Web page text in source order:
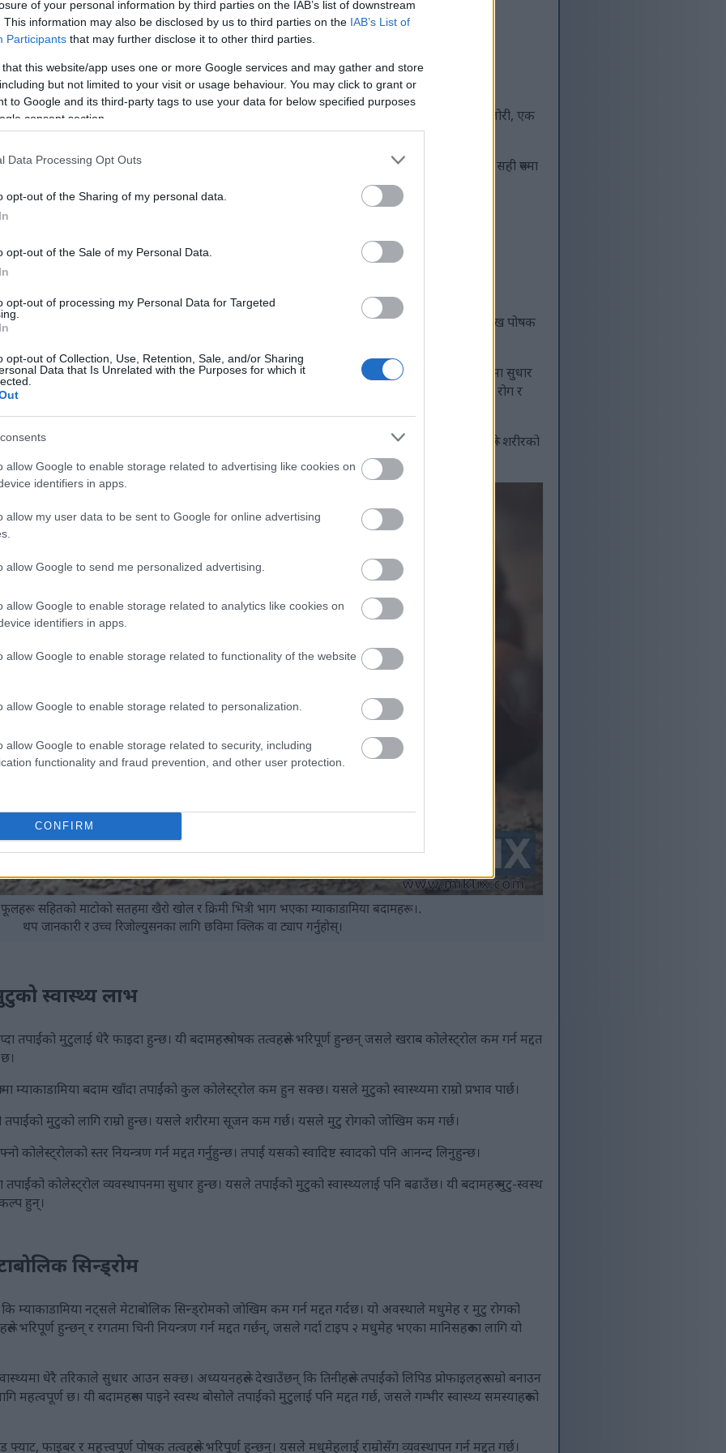
of your personal information by third parties on the IAB’s list of downstream
This information may also be disclosed by us to third parties on the IAB’s List of
Participants that may further disclose it to other third parties.
that this website/app uses one or more Google services and may gather and store
but not limited to your visit or usage behaviour. You may click to grant or
to Google and its third-party tags to use your data for below specified purposes
consent section.
Data Processing Opt Outs
opt-out of the Sharing of my personal data.
opt-out of the Sale of my Personal Data.
opt-out of processing my Personal Data for Targeted
opt-out of Collection, Use, Retention, Sale, and/or Sharing
Data that Is Unrelated with the Purposes for which it
allow Google to enable storage related to advertising like cookies on
identifiers in apps.
allow my user data to be sent to Google for online advertising
allow Google to send me personalized advertising.
allow Google to enable storage related to analytics like cookies on
identifiers in apps.
allow Google to enable storage related to functionality of the website
allow Google to enable storage related to personalization.
allow Google to enable storage related to security, including
functionality and fraud prevention, and other user protection.
CONFIRM
खाना पकाउन मनपर्ने बनाउँछ।
प्रोफाइल
हुन्छन्, जसले गर्दा तपाईंको आहार सुधार गर्न यो एक उत्तम विकल्प हो। एक औंस, वा लगभग २०४ क्यालोरी, एक
बोसो हुन्छ, प्रायः स्वस्थ प्रकारको।
तपाईंले थायामिन र म्यांगनीज र तामा जस्ता महत्त्वपूर्ण खनिजहरू पाउनुहुनेछ। यसले तपाईंको शरीरलाई सही रूपमा
पनि हुन्छ। यसले तिनीहरूलाई पौष्टिक खाजा वा खानामा स्वादिष्ट थप बनाउँछ।
गुणहरू
भरिपूर्ण हुन्छन्, तिनीहरूको एन्टिअक्सिडेन्टको कारण। यसमा फ्लेभोनोइड्स र टोकोट्रिएनोलहरू हुन्छन्, जुन प्रमुख पोषक
शरीरमा अक्सिडेटिभ तनाव कम गर्न मद्दत गर्न सक्छ।
सूजनसँग राम्रोसँग लड्छ। अध्ययनहरूले देखाउँछन् कि तिनीहरूले सूजन मार्करहरू कम गर्न सक्छन्, स्वास्थ्यमा सुधार
ई, पनि शक्तिशाली एन्टिअक्सिडेन्ट हुन्। तिनीहरूले बदामको स्वास्थ्य लाभहरूमा थप्छन्, सम्भवतः हृदय रोग र
तिनीहरूले कोषहरूलाई हानि पुर्‍याउने फ्री रेडिकलहरूलाई बेअसर गर्छन्। फ्लेभोनोइड्स र टोकोट्रिएनोलहरूले शरीरको
समयसम्म बाँच्न र स्वस्थ रहन मद्दत गर्दछ।
फूलहरू सहितको माटोको सतहमा खैरो खोल र क्रिमी भित्री भाग भएका म्याकाडामिया बदामहरू।.
थप जानकारी र उच्च रिजोल्युसनका लागि छविमा क्लिक वा ट्याप गर्नुहोस्।
स्वास्थ्य लाभ
तपाईंको मुटुलाई धेरै फाइदा हुन्छ। यी बदामहरू पोषक तत्वहरूले भरिपूर्ण हुन्छन् जसले खराब कोलेस्ट्रोल कम गर्न मद्दत
म्याकाडामिया बदाम खाँदा तपाईंको कुल कोलेस्ट्रोल कम हुन सक्छ। यसले मुटुको स्वास्थ्यमा राम्रो प्रभाव पार्छ।
तपाईंको मुटुको लागि राम्रो हुन्छ। यसले शरीरमा सूजन कम गर्छ। यसले मुटु रोगको जोखिम कम गर्छ।
कोलेस्ट्रोलको स्तर नियन्त्रण गर्न मद्दत गर्नुहुन्छ। तपाईं यसको स्वादिष्ट स्वादको पनि आनन्द लिनुहुन्छ।
तपाईंको कोलेस्ट्रोल व्यवस्थापनमा सुधार हुन्छ। यसले तपाईंको मुटुको स्वास्थ्यलाई पनि बढाउँछ। यी बदामहरू मुटु-स्वस्थ
हुन्।
सिन्ड्रोम
म्याकाडामिया नट्सले मेटाबोलिक सिन्ड्रोमको जोखिम कम गर्न मद्दत गर्दछ। यो अवस्थाले मधुमेह र मुटु रोगको
भरिपूर्ण हुन्छन् र रगतमा चिनी नियन्त्रण गर्न मद्दत गर्छन्, जसले गर्दा टाइप २ मधुमेह भएका मानिसहरूका लागि यो
धेरै तरिकाले सुधार आउन सक्छ। अध्ययनहरूले देखाउँछन् कि तिनीहरूले तपाईंको लिपिड प्रोफाइलहरू राम्रो बनाउन
महत्वपूर्ण छ। यी बदामहरूमा पाइने स्वस्थ बोसोले तपाईंको मुटुलाई पनि मद्दत गर्छ, जसले गम्भीर स्वास्थ्य समस्याहरूको
फ्याट, फाइबर र महत्त्वपूर्ण पोषक तत्वहरूले भरिपूर्ण हुन्छन्। यसले मधुमेहलाई राम्रोसँग व्यवस्थापन गर्न मद्दत गर्छ।